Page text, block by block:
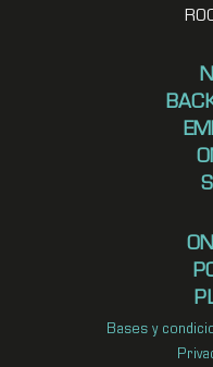
Bases y